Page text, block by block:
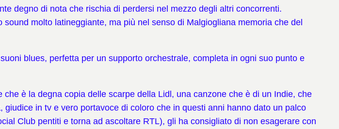
degno di nota che rischia di perdersi nel mezzo degli altri concorrenti.
sound molto latineggiante, ma più nel senso di Malgiogliana memoria che del
blues, perfetta per un supporto orchestrale, completa in ogni suo punto e
è la degna copia delle scarpe della Lidl, una canzone che è di un Indie, che
in tv e vero portavoce di coloro che in questi anni hanno dato un palco
Club pentiti e torna ad ascoltare RTL), gli ha consigliato di non esagerare con